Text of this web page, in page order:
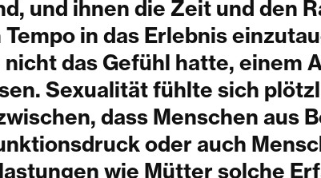
und ihnen die Zeit und den
in das Erlebnis
das Gefühl hatte, einem
Sexualität fühlte sich
dass Menschen aus
oder auch
wie Mütter solche